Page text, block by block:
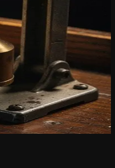
antwoord op basis van de
ontlast van
de vereiste documenten
zodat enkel de correcte
bestaande IT-
omgevingen die lokale